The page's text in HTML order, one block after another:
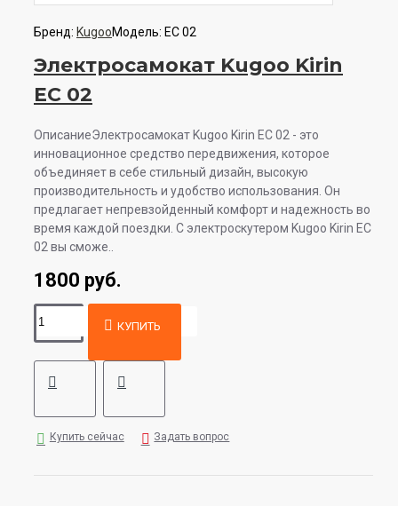
Бренд: KugooМодель: EC 02
Электросамокат Kugoo Kirin
EC 02
ОписаниеЭлектросамокат Kugoo Kirin EC 02 - это
инновационное средство передвижения, которое
объединяет в себе стильный дизайн, высокую
производительность и удобство использования. Он
предлагает непревзойденный комфорт и надежность во
время каждой поездки. С электроскутером Kugoo Kirin EC
02 вы сможе..
1800 руб.
КУПИТЬ
Купить сейчас Задать вопрос